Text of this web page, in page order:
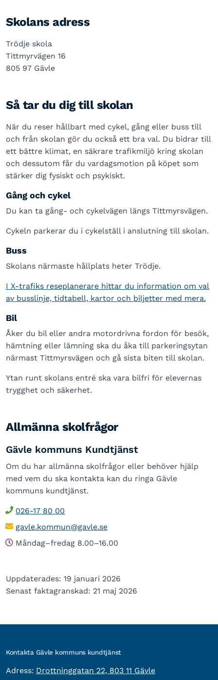
Skolans adress
Trödje skola
Tittmyrvägen 16
805 97 Gävle
Så tar du dig till skolan
När du reser hållbart med cykel, gång eller buss till
och från skolan gör du också ett bra val. Du bidrar till
ett bättre klimat, en säkrare trafikmiljö kring skolan
och dessutom får du vardagsmotion på köpet som
stärker dig fysiskt och psykiskt.
Gång och cykel
Du kan ta gång- och cykelvägen längs Tittmyrsvägen.
Cykeln parkerar du i cykelställ i anslutning till skolan.
Buss
Skolans närmaste hållplats heter Trödje.
I X-trafiks reseplanerare hittar du information om val
av busslinje, tidtabell, kartor och biljetter med mera.
Bil
Åker du bil eller andra motordrivna fordon för besök,
hämtning eller lämning ska du åka till parkeringsytan
närmast Tittmyrsvägen och gå sista biten till skolan.
Ytan runt skolans entré ska vara bilfri för elevernas
trygghet och säkerhet.
Allmänna skolfrågor
Gävle kommuns Kundtjänst
Om du har allmänna skolfrågor eller behöver hjälp
med vem du ska kontakta kan du ringa Gävle
kommuns kundtjänst.
026-17 80 00
gavle.kommun@gavle.se
Måndag–fredag 8.00–16.00
Uppdaterades: 19 januari 2026
Senast faktagranskad: 21 maj 2026
Kontakta Gävle kommuns kundtjänst
Adress: besöksadress:
Drottninggatan 22, 803 11 Gävle